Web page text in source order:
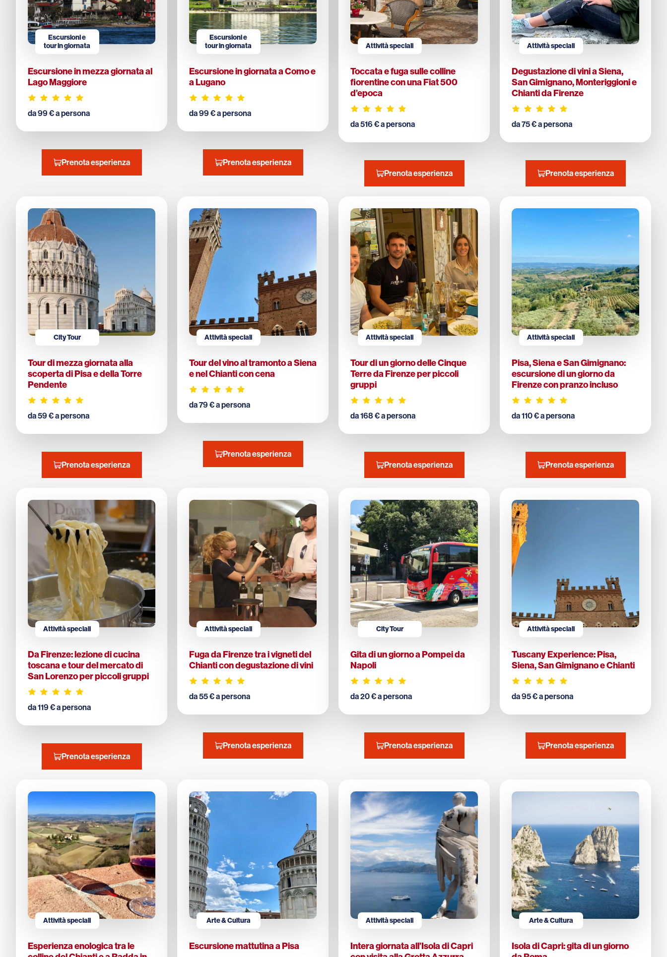
Escursioni e
tour in giornata
Escursione in mezza giornata al
Lago Maggiore
da 99 € a persona
Prenota esperienza
Escursioni e
tour in giornata
Escursione in giornata a Como e
a Lugano
da 99 € a persona
Prenota esperienza
Attività speciali
Toccata e fuga sulle colline
fiorentine con una Fiat 500
d’epoca
da 516 € a persona
Prenota esperienza
Attività speciali
Degustazione di vini a Siena,
San Gimignano, Monteriggioni e
Chianti da Firenze
da 75 € a persona
Prenota esperienza
City Tour
Tour di mezza giornata alla
scoperta di Pisa e della Torre
Pendente
da 59 € a persona
Prenota esperienza
Attività speciali
Tour del vino al tramonto a Siena
e nel Chianti con cena
da 79 € a persona
Prenota esperienza
Attività speciali
Tour di un giorno delle Cinque
Terre da Firenze per piccoli
gruppi
da 168 € a persona
Prenota esperienza
Attività speciali
Pisa, Siena e San Gimignano:
escursione di un giorno da
Firenze con pranzo incluso
da 110 € a persona
Prenota esperienza
Attività speciali
Da Firenze: lezione di cucina
toscana e tour del mercato di
San Lorenzo per piccoli gruppi
da 119 € a persona
Prenota esperienza
Attività speciali
Fuga da Firenze tra i vigneti del
Chianti con degustazione di vini
da 55 € a persona
Prenota esperienza
City Tour
Gita di un giorno a Pompei da
Napoli
da 20 € a persona
Prenota esperienza
Attività speciali
Tuscany Experience: Pisa,
Siena, San Gimignano e Chianti
da 95 € a persona
Prenota esperienza
Attività speciali
Esperienza enologica tra le
Arte & Cultura
Escursione mattutina a Pisa
Attività speciali
Intera giornata all’Isola di Capri
Arte & Cultura
Isola di Capri: gita di un giorno